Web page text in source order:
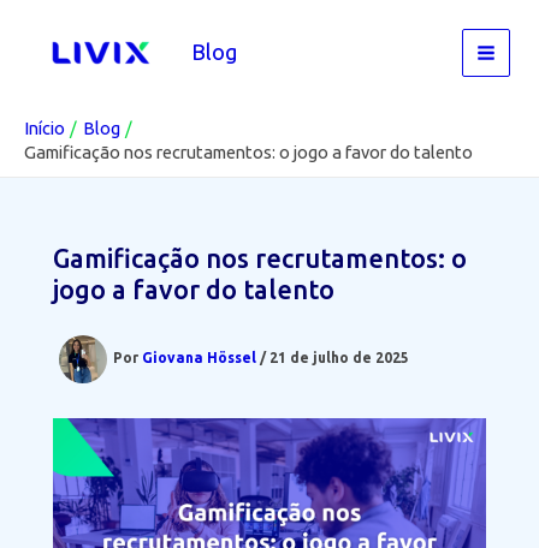
Blog
Início
Blog
Gamificação nos recrutamentos: o jogo a favor do talento
Gamificação nos recrutamentos: o
jogo a favor do talento
Por Giovana Hössel / 21 de julho de 2025